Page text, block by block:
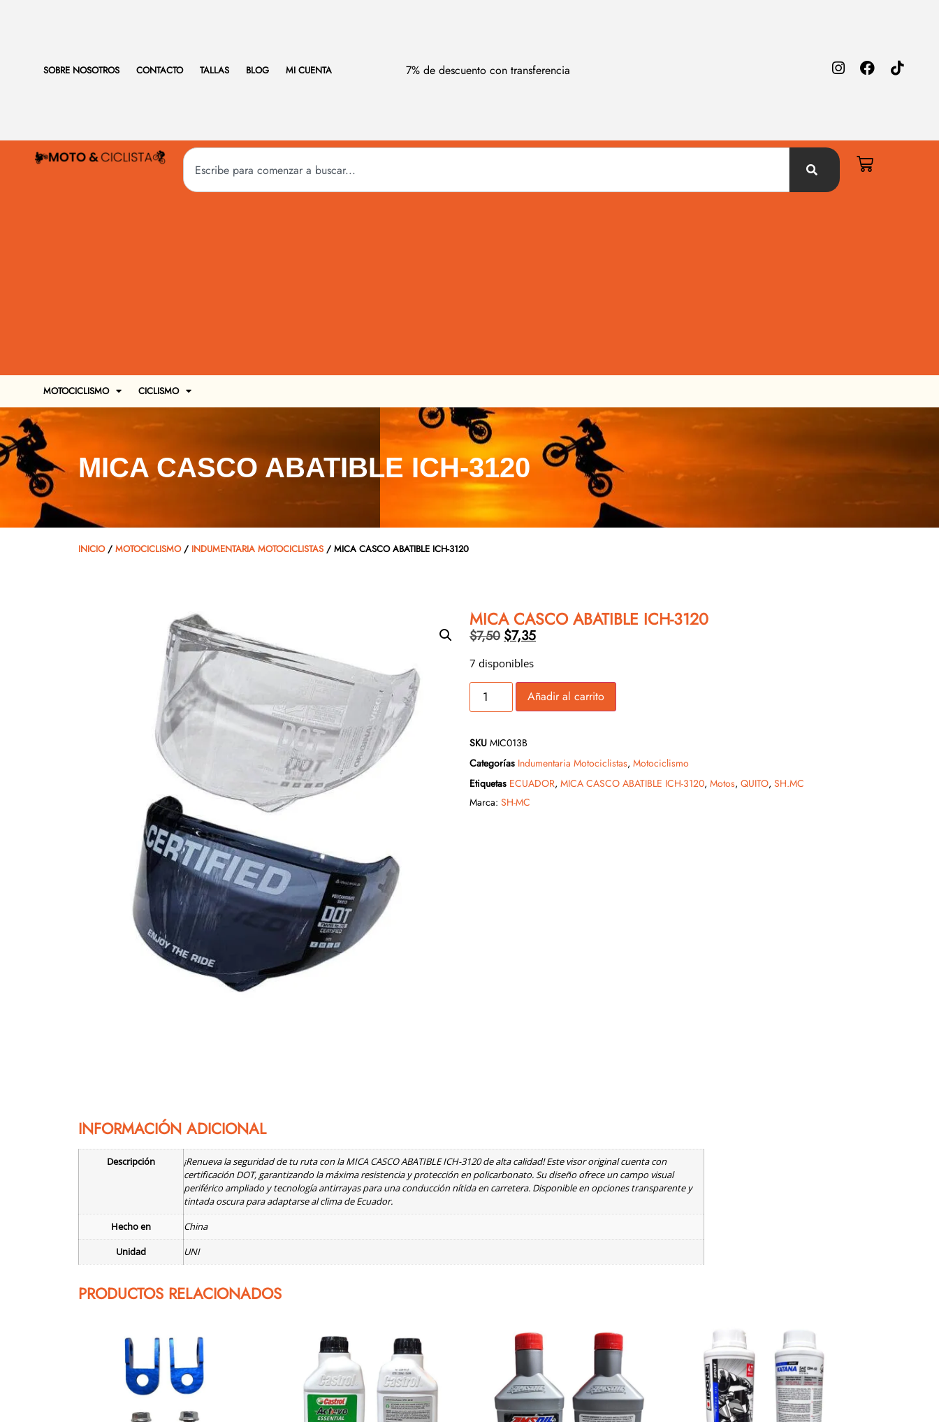
SOBRE NOSOTROS CONTACTO TALLAS BLOG MI CUENTA 7% de descuento con transferencia
MOTOCICLISMO CICLISMO
MICA CASCO ABATIBLE ICH-3120
INICIO/ MOTOCICLISMO/ INDUMENTARIA MOTOCICLISTAS / MICA CASCO ABATIBLE ICH-3120
MICA CASCO ABATIBLE ICH-3120
$7,50 $7,35
7 disponibles
Añadir al carrito
SKU MIC013B
Categorías Indumentaria Motociclistas, Motociclismo
Etiquetas ECUADOR, MICA CASCO ABATIBLE ICH-3120, Motos, QUITO, SH.MC
Marca: SH-MC
INFORMACIÓN ADICIONAL
Descripción
¡Renueva la seguridad de tu ruta con la MICA CASCO ABATIBLE ICH-3120 de alta calidad! Este visor original cuenta con
certificación DOT, garantizando la máxima resistencia y protección en policarbonato. Su diseño ofrece un campo visual
periférico ampliado y tecnología antirrayas para una conducción nítida en carretera. Disponible en opciones transparente y
tintada oscura para adaptarse al clima de Ecuador.
Hecho en
China
Unidad
UNI
PRODUCTOS RELACIONADOS